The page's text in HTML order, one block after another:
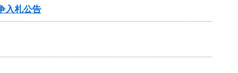
入札公告